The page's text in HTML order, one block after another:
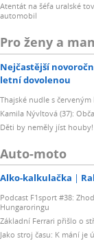
Atentát na šéfa uralské
automobil
Pro ženy a
Nejčastější
letní dovolenou
Thajské nudle s
Kamila Nývltová (37):
Děti by neměly jíst
Auto-moto
Alko-kalkulačka
Podcast F1sport #38:
Hungaroringu
Základní Ferrari přišlo o
Jako stroj času: K mání je